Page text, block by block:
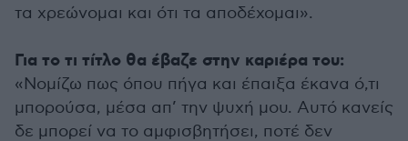
τα χρεώνομαι και ότι τα αποδέχομαι».
Για το τι τίτλο θα έβαζε στην καριέρα του:
«Νομίζω πως όπου πήγα και έπαιξα έκανα ό,τι
μπορούσα, μέσα απ’ την ψυχή μου. Αυτό κανείς
δε μπορεί να το αμφισβητήσει, ποτέ δεν